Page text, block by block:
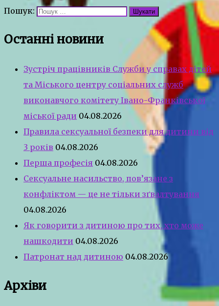
Пошук:
Останні новини
Зустріч працівників Служби у справах дітей
та Міського центру соціальних служб
виконавчого комітету Івано-Франківської
міської ради 04.08.2026
Правила сексуальної безпеки для дитини від
3 років 04.08.2026
Перша професія 04.08.2026
Сексуальне насильство, пов’язане з
конфліктом — це не тільки зґвалтування
04.08.2026
Як говорити з дитиною про тих, хто може
нашкодити 04.08.2026
Патронат над дитиною 04.08.2026
Архіви